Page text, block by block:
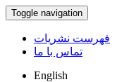
Toggle navigation
فهرست نشریات
تماس با ما
English